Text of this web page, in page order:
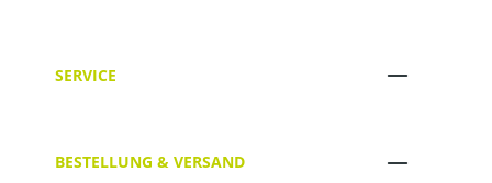
SERVICE
BESTELLUNG & VERSAND